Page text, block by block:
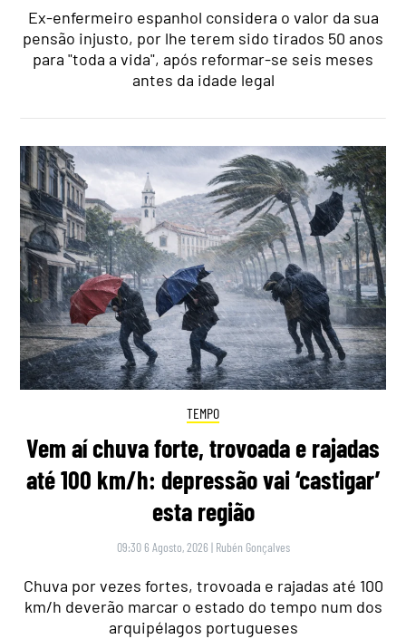
Ex-enfermeiro espanhol considera o valor da sua
pensão injusto, por lhe terem sido tirados 50 anos
para "toda a vida", após reformar-se seis meses
antes da idade legal
TEMPO
Vem aí chuva forte, trovoada e rajadas
até 100 km/h: depressão vai ‘castigar’
esta região
09:30 6 Agosto, 2026 | Rubén Gonçalves
Chuva por vezes fortes, trovoada e rajadas até 100
km/h deverão marcar o estado do tempo num dos
arquipélagos portugueses